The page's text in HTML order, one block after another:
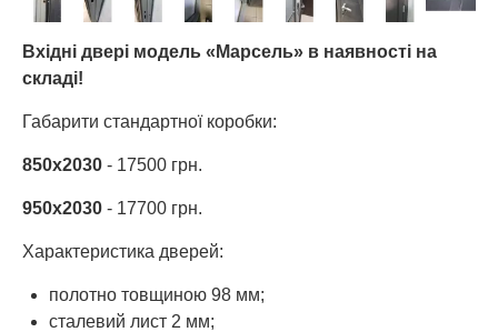
Вхідні двері модель «Марсель» в наявності на
складі!
Габарити стандартної коробки:
850х2030 - 17500 грн.
950х2030 - 17700 грн.
Характеристика дверей:
полотно товщиною 98 мм;
сталевий лист 2 мм;